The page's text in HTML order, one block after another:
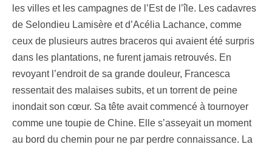
les villes et les campagnes de l’Est de l’île. Les cadavres
de Selondieu Lamisère et d’Acélia Lachance, comme
ceux de plusieurs autres braceros qui avaient été surpris
dans les plantations, ne furent jamais retrouvés. En
revoyant l’endroit de sa grande douleur, Francesca
ressentait des malaises subits, et un torrent de peine
inondait son cœur. Sa tête avait commencé à tournoyer
comme une toupie de Chine. Elle s’asseyait un moment
au bord du chemin pour ne par perdre connaissance. La